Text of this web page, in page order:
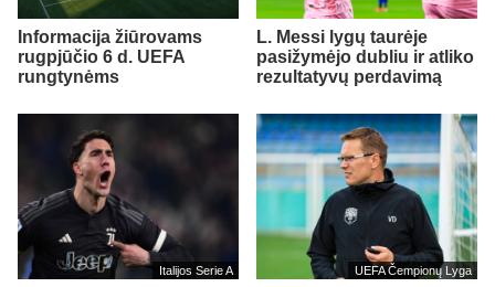
Informacija žiūrovams
rugpjūčio 6 d. UEFA
rungtynėms
L. Messi lygų taurėje
pasižymėjo dubliu ir atliko
rezultatyvų perdavimą
Italijos Serie A UEFA Čempionų Lyga